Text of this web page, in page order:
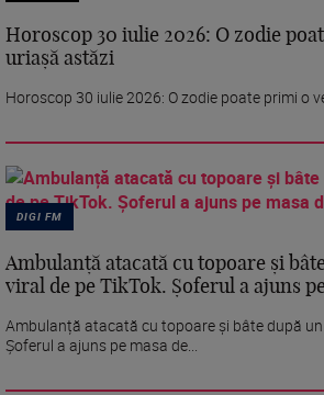
Horoscop 30 iulie 2026: O zodie
uriașă astăzi
Horoscop 30 iulie 2026: O zodie poate primi o
DIGI FM
Ambulanță atacată cu topoare și
viral de pe TikTok. Șoferul a ajuns
Ambulanță atacată cu topoare și bâte după un
Șoferul a ajuns pe masa de...